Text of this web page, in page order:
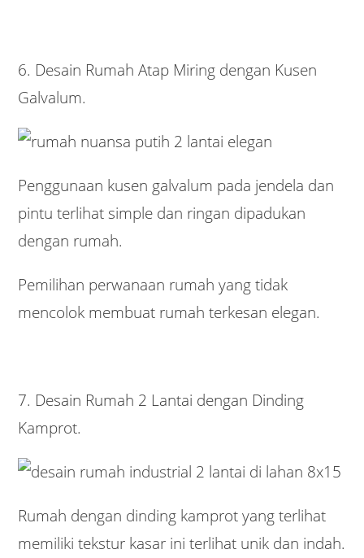
6. Desain Rumah Atap Miring dengan Kusen
Galvalum.
Penggunaan kusen galvalum pada jendela dan
pintu terlihat simple dan ringan dipadukan
dengan rumah.
Pemilihan perwanaan rumah yang tidak
mencolok membuat rumah terkesan elegan.
7. Desain Rumah 2 Lantai dengan Dinding
Kamprot.
Rumah dengan dinding kamprot yang terlihat
memiliki tekstur kasar ini terlihat unik dan indah.